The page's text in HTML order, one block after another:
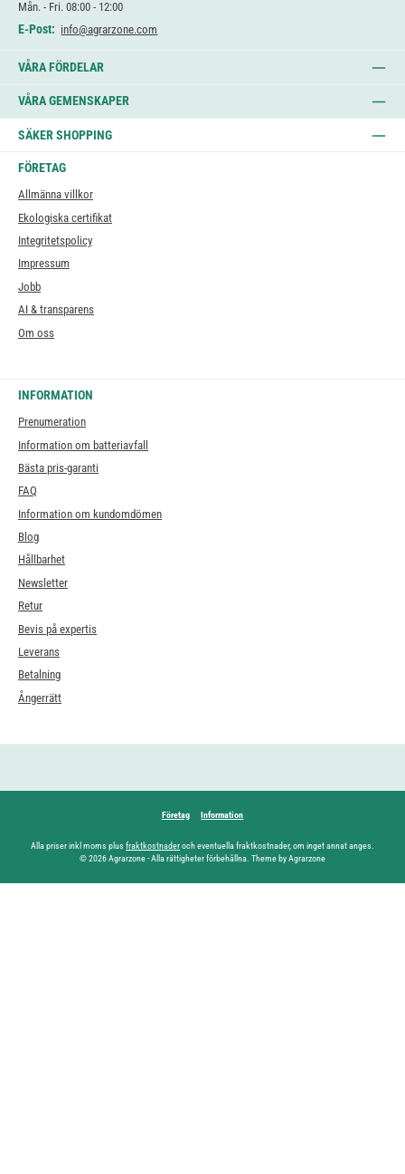
Mån. - Fri. 08:00 - 12:00
E-Post: info@agrarzone.com
VÅRA FÖRDELAR
VÅRA GEMENSKAPER
SÄKER SHOPPING
FÖRETAG
Allmänna villkor
Ekologiska certifikat
Integritetspolicy
Impressum
Jobb
AI & transparens
Om oss
INFORMATION
Prenumeration
Information om batteriavfall
Bästa pris-garanti
FAQ
Information om kundomdömen
Blog
Hållbarhet
Newsletter
Retur
Bevis på expertis
Leverans
Betalning
Ångerrätt
Företag Information
Alla priser inkl moms plus fraktkostnaderoch eventuella fraktkostnader, om inget annat anges.
© 2026 Agrarzone - Alla rättigheter förbehållna. Theme by Agrarzone